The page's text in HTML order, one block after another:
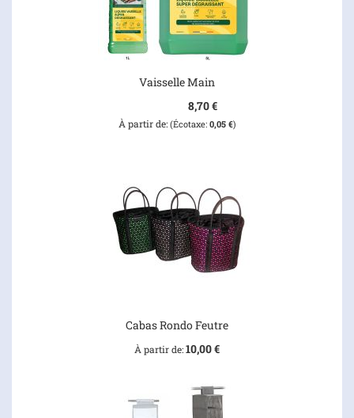
Vaisselle Main
À partir de
8,70 €
0,05 €
Cabas Rondo Feutre
À partir de 10,00 €